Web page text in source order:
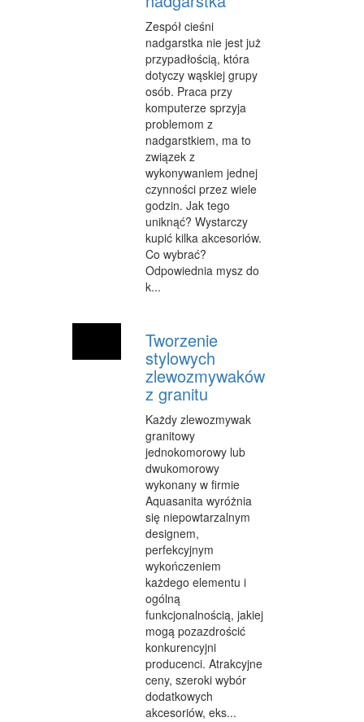
MATERIAŁY REKLAMOWE
INNE AGENCJE
WIGOR
IMPREZY INTEGRACYJNE
HOBBY
ZAJĘCIA SPORTOWE I REKREACYJNE
PRODUKCJA
INFORMATYCZNE
RESTAURACJE, CATERING
ADWOKACI, PORADY PRAWNE
SPRZĄTANIE, PORZĄDKOWANIE
SERWIS
OPIEKA
INNE USŁUGI
KURIER, PRZESYŁKI
WYCIECZKI
HOTELE I NOCLEGI
PODRÓŻE
ZDROWIE
DIETETYKA, ODCHUDZANIE
KOSMETYKI
LECZENIE
Zespół cieśni
nadgarstka nie jest już
przypadłością, która
dotyczy wąskiej grupy
osób. Praca przy
komputerze sprzyja
problemom z
nadgarstkiem, ma to
związek z
wykonywaniem jednej
czynności przez wiele
godzin. Jak tego
uniknąć? Wystarczy
kupić kilka akcesoriów.
Co wybrać?
Odpowiednia mysz do
k...
Tworzenie
stylowych
zlewozmywaków
z granitu
Każdy zlewozmywak
granitowy
jednokomorowy lub
dwukomorowy
wykonany w firmie
Aquasanita wyróżnia
się niepowtarzalnym
designem,
perfekcyjnym
wykończeniem
każdego elementu i
ogólną
funkcjonalnością, jakiej
mogą pozazdrościć
konkurencyjni
producenci. Atrakcyjne
ceny, szeroki wybór
dodatkowych
akcesoriów, eks...